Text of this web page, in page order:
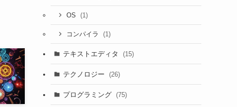
OS (1)
コンパイラ (1)
テキストエディタ (15)
テクノロジー (26)
プログラミング (75)